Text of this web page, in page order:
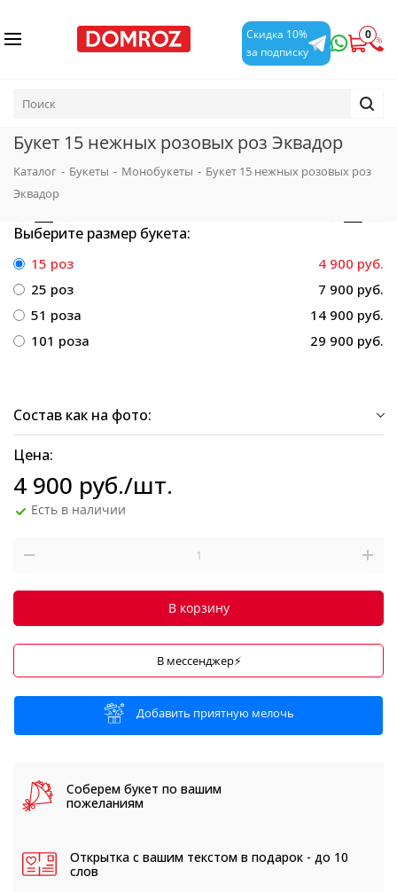
Скидка 10%
за подписку
0
Букет 15 нежных розовых роз Эквадор
Каталог - Букеты - Монобукеты - Букет 15 нежных розовых роз
Эквадор
Выберите размер букета:
15 роз
4 900 руб.
25 роз
7 900 руб.
51 роза
14 900 руб.
101 роза
29 900 руб.
Состав как на фото:
Цена:
4 900 руб./шт.
Есть в наличии
В корзину
В мессенджер⚡
Добавить приятную мелочь
Соберем букет по вашим
пожеланиям
Открытка с вашим текстом в подарок - до 10
слов